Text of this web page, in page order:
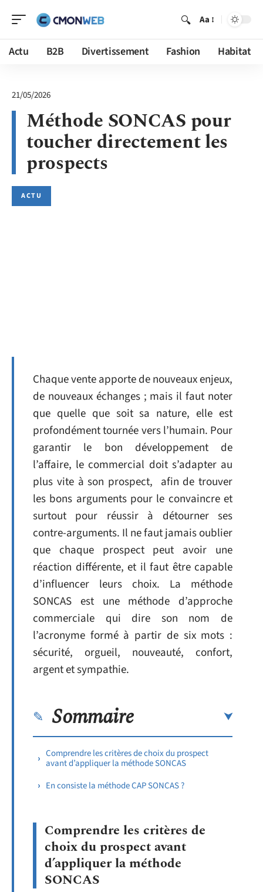
Aa
Actu B2B Divertissement Fashion Habitat
21/05/2026
Méthode SONCAS pour
toucher directement les
prospects
ACTU
Chaque vente apporte de nouveaux enjeux,
de nouveaux échanges ; mais il faut noter
que quelle que soit sa nature, elle est
profondément tournée vers l’humain. Pour
garantir le bon développement de
l’affaire, le commercial doit s’adapter au
plus vite à son prospect, afin de trouver
les bons arguments pour le convaincre et
surtout pour réussir à détourner ses
contre-arguments. Il ne faut jamais oublier
que chaque prospect peut avoir une
réaction différente, et il faut être capable
d’influencer leurs choix. La méthode
SONCAS est une méthode d’approche
commerciale qui dire son nom de
l’acronyme formé à partir de six mots :
sécurité, orgueil, nouveauté, confort,
argent et sympathie.
Sommaire
Comprendre les critères de choix du prospect
avant d’appliquer la méthode SONCAS
En consiste la méthode CAP SONCAS ?
Comprendre les critères de
choix du prospect avant
d’appliquer la méthode
SONCAS